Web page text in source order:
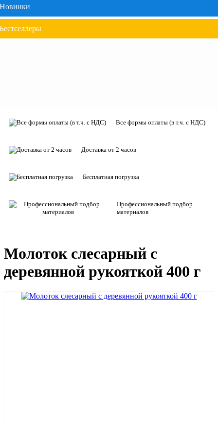
Новинки
Бестселлеры
Все формы оплаты (в т.ч. с НДС)
Доставка от 2 часов
Бесплатная погрузка
Профессиональный подбор
материалов
Молоток слесарный с
деревянной рукояткой 400 г